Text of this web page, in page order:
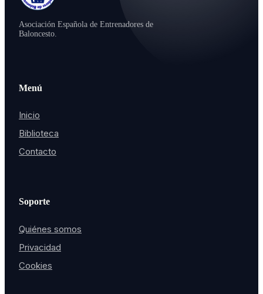
Asociación Española de Entrenadores de
Baloncesto.
Menú
Inicio
Biblioteca
Contacto
Soporte
Quiénes somos
Privacidad
Cookies